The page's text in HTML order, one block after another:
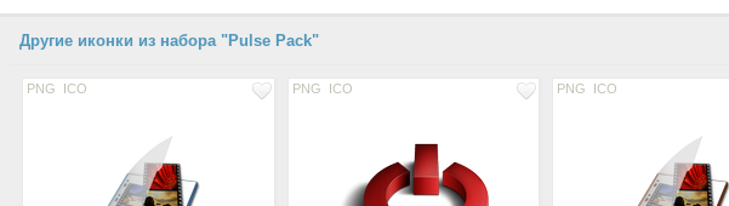
Другие иконки из набора "Pulse Pack"
PNG ICO PNG ICO PNG ICO